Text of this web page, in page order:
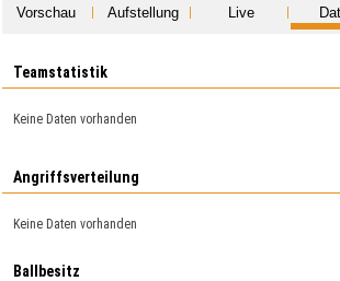
Vorschau Aufstellung Live
Teamstatistik
Keine Daten vorhanden
Angriffsverteilung
Keine Daten vorhanden
Ballbesitz